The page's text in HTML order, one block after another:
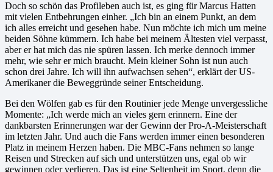
Doch so schön das Profileben auch ist, es ging für Marcus Hatten
mit vielen Entbehrungen einher. „Ich bin an einem Punkt, an dem
ich alles erreicht und gesehen habe. Nun möchte ich mich um meine
beiden Söhne kümmern. Ich habe bei meinem Ältesten viel verpasst,
aber er hat mich das nie spüren lassen. Ich merke dennoch immer
mehr, wie sehr er mich braucht. Mein kleiner Sohn ist nun auch
schon drei Jahre. Ich will ihn aufwachsen sehen“, erklärt der US-
Amerikaner die Beweggründe seiner Entscheidung.
Bei den Wölfen gab es für den Routinier jede Menge unvergessliche
Momente: „Ich werde mich an vieles gern erinnern. Eine der
dankbarsten Erinnerungen war der Gewinn der Pro-A-Meisterschaft
im letzten Jahr. Und auch die Fans werden immer einen besonderen
Platz in meinem Herzen haben. Die MBC-Fans nehmen so lange
Reisen und Strecken auf sich und unterstützen uns, egal ob wir
gewinnen oder verlieren. Das ist eine Seltenheit im Sport, denn die